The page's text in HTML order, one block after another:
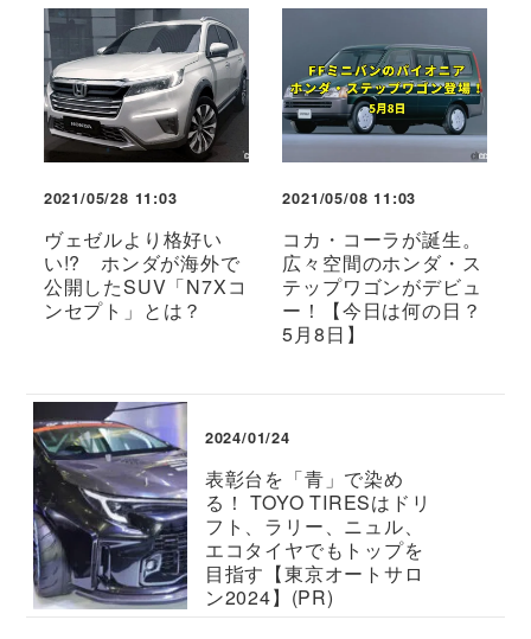
2021/05/28 11:03
ヴェゼルより格好い
い!? ホンダが海外で
公開したSUV「N7Xコ
ンセプト」とは？
2021/05/08 11:03
コカ・コーラが誕生。
広々空間のホンダ・ス
テップワゴンがデビュ
ー！【今日は何の日？
5月8日】
2024/01/24
表彰台を「青」で染め
る！ TOYO TIRESはドリ
フト、ラリー、ニュル、
エコタイヤでもトップを
目指す【東京オートサロ
ン2024】(PR)